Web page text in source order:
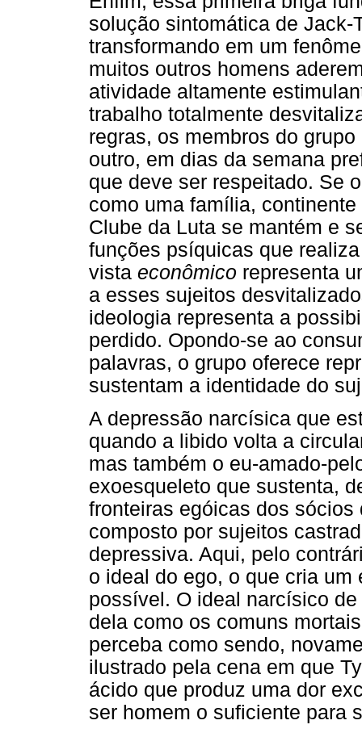
solução sintomática de Jack-
transformando em um
muitos outros homens
atividade altamente
trabalho totalmente
regras, os membros do
outro, em dias da semana
que deve ser respeitado. Se
como uma família,
Clube da Luta se mantém e
funções psíquicas que
vista econômico representa
a esses sujeitos
ideologia representa a
perdido. Opondo-se ao
palavras, o grupo oferece
sustentam a identidade do
A depressão narcísica que
quando a libido volta a
mas também o eu-amado-
exoesqueleto que sustenta,
fronteiras egóicas dos
composto por sujeitos
depressiva. Aqui, pelo
o ideal do ego, o que cria
possível. O ideal narcísico
dela como os comuns
perceba como sendo,
ilustrado pela cena em que
ácido que produz uma dor
ser homem o suficiente para